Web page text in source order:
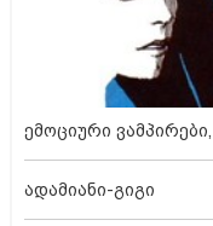
ემოციური
ადამიანი-გიგი